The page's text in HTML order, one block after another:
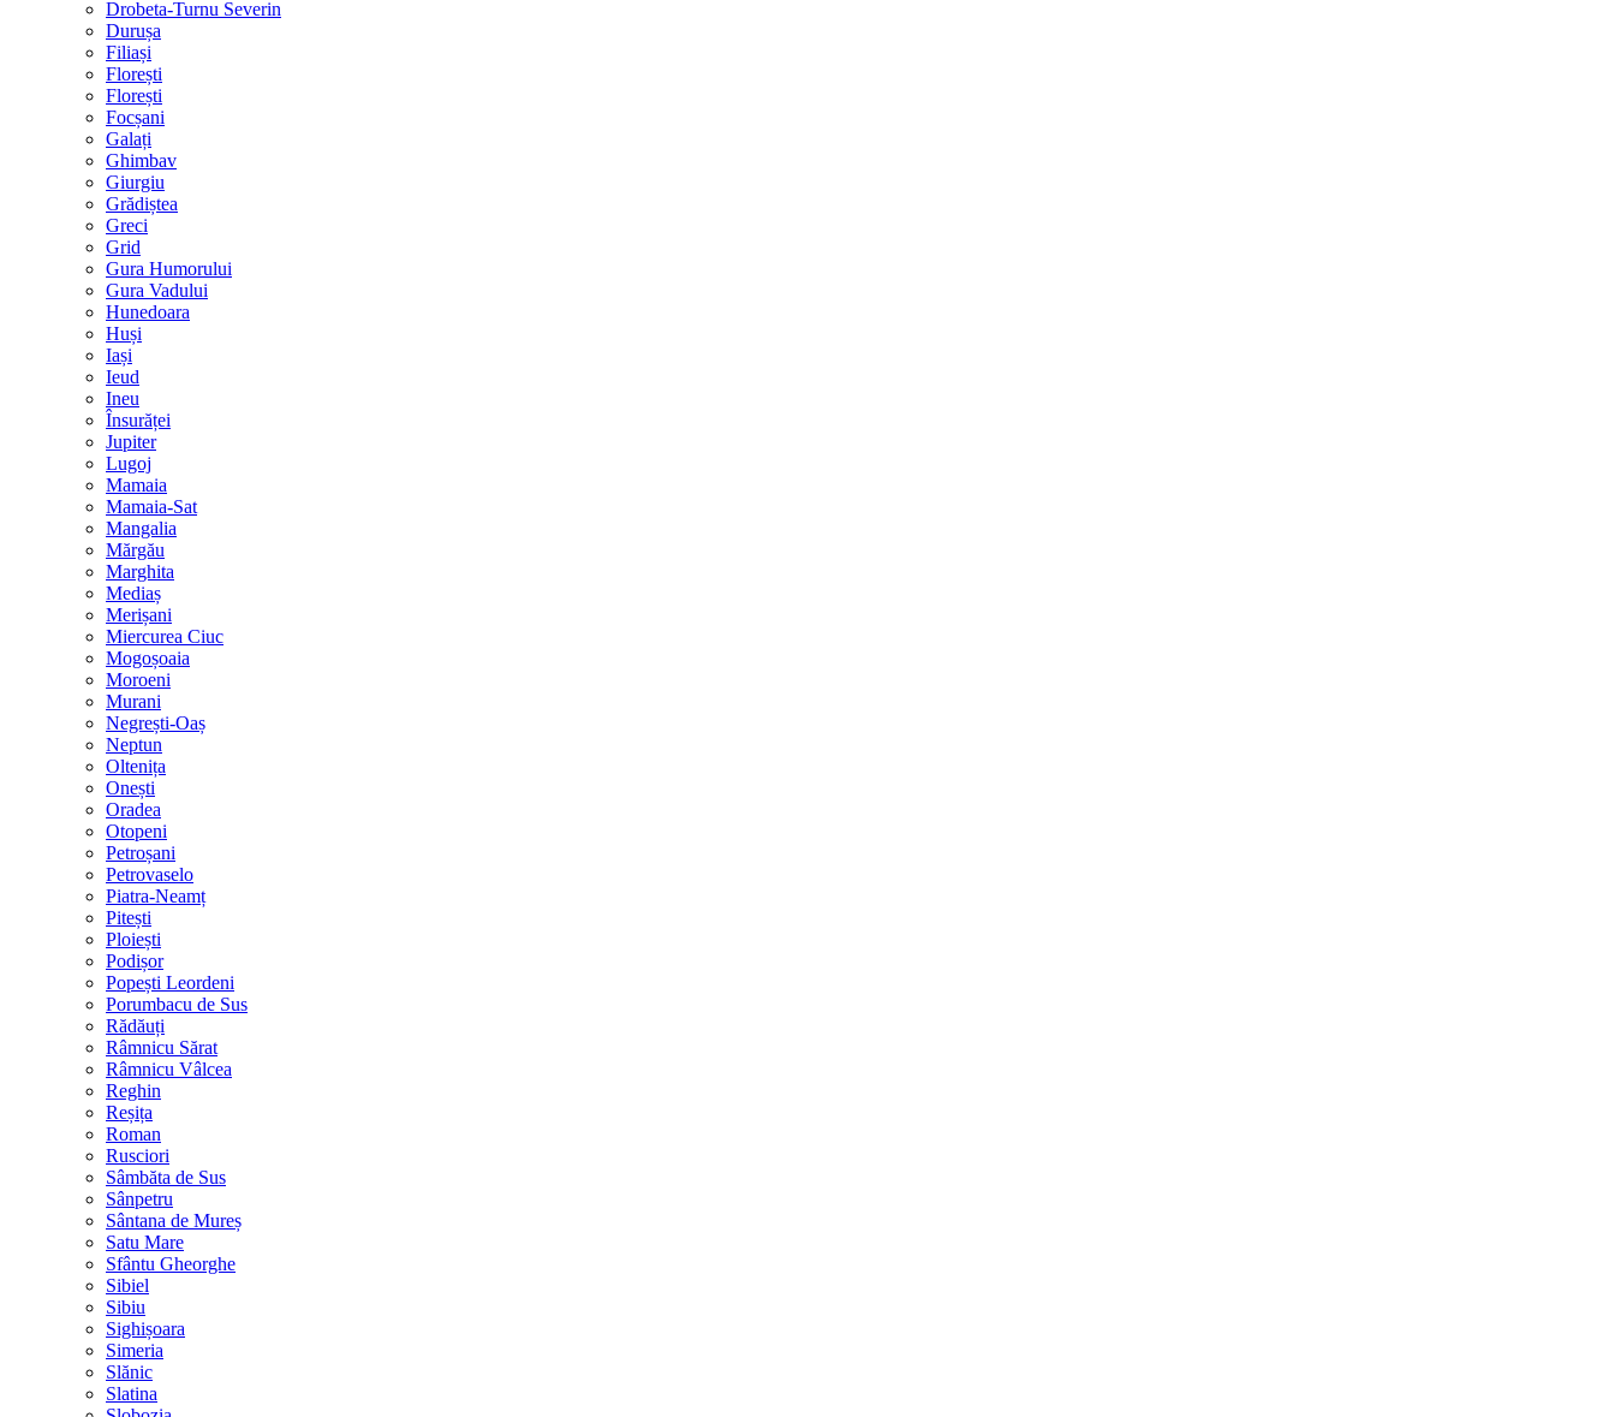
Drobeta-Turnu Severin
Durușa
Filiași
Florești
Florești
Focșani
Galați
Ghimbav
Giurgiu
Grădiștea
Greci
Grid
Gura Humorului
Gura Vadului
Hunedoara
Huși
Iași
Ieud
Ineu
Însurăței
Jupiter
Lugoj
Mamaia
Mamaia-Sat
Mangalia
Mărgău
Marghita
Mediaș
Merișani
Miercurea Ciuc
Mogoșoaia
Moroeni
Murani
Negrești-Oaș
Neptun
Oltenița
Onești
Oradea
Otopeni
Petroșani
Petrovaselo
Piatra-Neamț
Pitești
Ploiești
Podișor
Popești Leordeni
Porumbacu de Sus
Rădăuți
Râmnicu Sărat
Râmnicu Vâlcea
Reghin
Reșița
Roman
Rusciori
Sâmbăta de Sus
Sânpetru
Sântana de Mureș
Satu Mare
Sfântu Gheorghe
Sibiel
Sibiu
Sighișoara
Simeria
Slănic
Slatina